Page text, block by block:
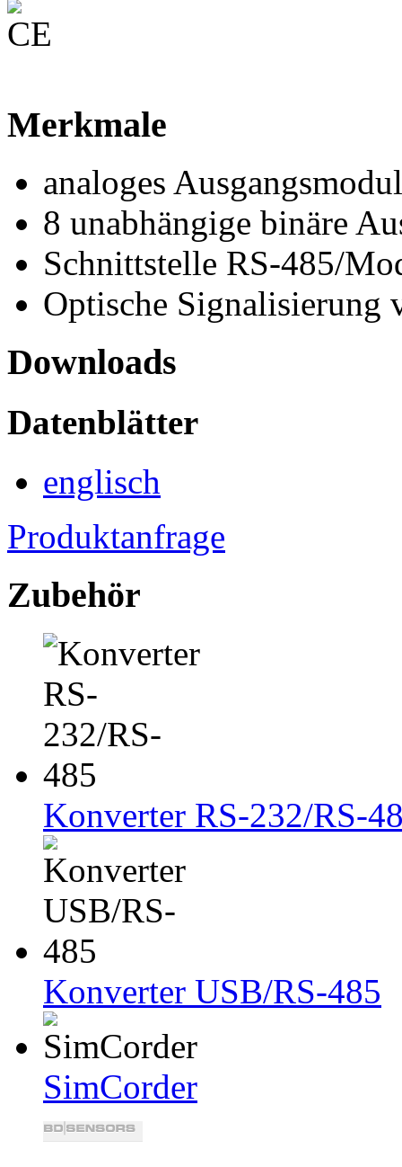
Merkmale
analoges Ausgangsmodul
8 unabhängige binäre
Schnittstelle RS-485/
Optische Signalisierung
Downloads
Datenblätter
englisch
Produktanfrage
Zubehör
Konverter RS-232/RS-
Konverter USB/RS-485
SimCorder